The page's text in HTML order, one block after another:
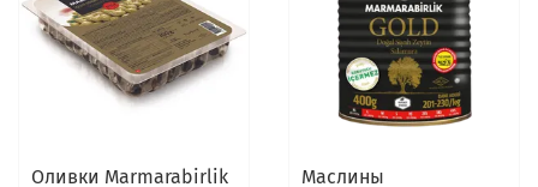
Оливки Marmarabirlik
Маслины